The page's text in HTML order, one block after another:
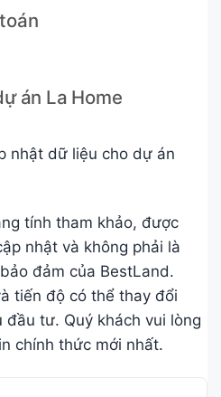
án La Home
nhật dữ liệu cho dự án
tính tham khảo, được
nhật và không phải là
đảm của BestLand.
tiến độ có thể thay đổi
tư. Quý khách vui lòng
chính thức mới nhất.